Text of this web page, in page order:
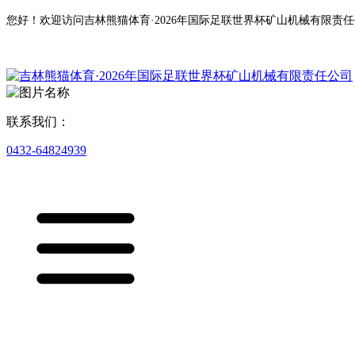
您好！欢迎访问吉林熊猫体育·2026年国际足联世界杯矿山机械有限责
联系我们：
0432-64824939